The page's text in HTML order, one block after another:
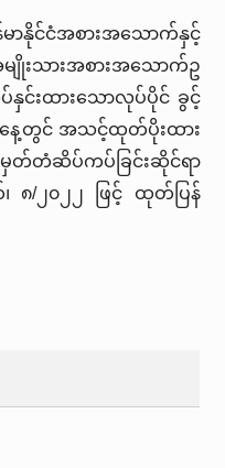
မာနိုင်ငံအစားအသောက်နှင့်
းသားအစားအသောက်ဥ
နှင်းထားသောလုပ်ပိုင် ခွင့်
နေ့တွင် အသင့်ထုတ်ပိုးထား
တ်တံဆိပ်ကပ်ခြင်းဆိုင်ရာ
၈/၂၀၂၂ ဖြင့် ထုတ်ပြန်